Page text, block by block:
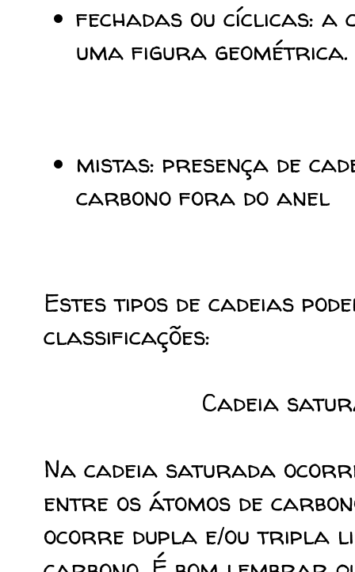
fechadas ou cíclicas: a
uma figura
mistas: presença de
carbono fora do anel
Estes tipos de cadeias
classificações:
Cadeia
Na cadeia saturada
entre os átomos de
ocorre dupla e/ou tripla